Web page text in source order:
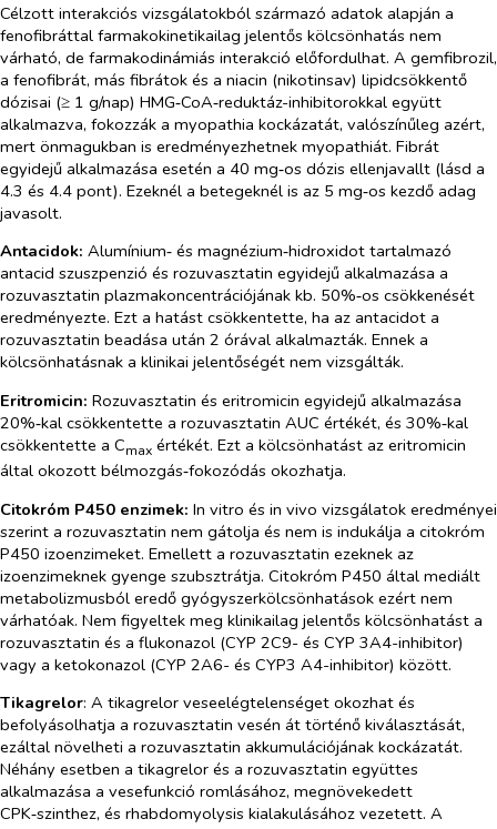
Célzott interakciós vizsgálatokból származó adatok alapján a
fenofibráttal farmakokinetikailag jelentős kölcsönhatás nem
várható, de farmakodinámiás interakció előfordulhat. A gemfibrozil,
a fenofibrát, más fibrátok és a niacin (nikotinsav) lipidcsökkentő
dózisai (≥ 1 g/nap) HMG‑CoA‑reduktáz-inhibitorokkal együtt
alkalmazva, fokozzák a myopathia kockázatát, valószínűleg azért,
mert önmagukban is eredményezhetnek myopathiát. Fibrát
egyidejű alkalmazása esetén a 40 mg‑os dózis ellenjavallt (lásd a
4.3 és 4.4 pont). Ezeknél a betegeknél is az 5 mg‑os kezdő adag
javasolt.
Antacidok: Alumínium‑ és magnézium‑hidroxidot tartalmazó
antacid szuszpenzió és rozuvasztatin egyidejű alkalmazása a
rozuvasztatin plazmakoncentrációjának kb. 50%‑os csökkenését
eredményezte. Ezt a hatást csökkentette, ha az antacidot a
rozuvasztatin beadása után 2 órával alkalmazták. Ennek a
kölcsönhatásnak a klinikai jelentőségét nem vizsgálták.
Eritromicin: Rozuvasztatin és eritromicin egyidejű alkalmazása
20%‑kal csökkentette a rozuvasztatin AUC értékét, és 30%‑kal
csökkentette a Cmax értékét. Ezt a kölcsönhatást az eritromicin
által okozott bélmozgás‑fokozódás okozhatja.
Citokróm P450 enzimek: In vitro és in vivo vizsgálatok eredményei
szerint a rozuvasztatin nem gátolja és nem is indukálja a citokróm
P450 izoenzimeket. Emellett a rozuvasztatin ezeknek az
izoenzimeknek gyenge szubsztrátja. Citokróm P450 által mediált
metabolizmusból eredő gyógyszerkölcsönhatások ezért nem
várhatóak. Nem figyeltek meg klinikailag jelentős kölcsönhatást a
rozuvasztatin és a flukonazol (CYP 2C9- és CYP 3A4-inhibitor)
vagy a ketokonazol (CYP 2A6- és CYP3 A4-inhibitor) között.
Tikagrelor: A tikagrelor veseelégtelenséget okozhat és
befolyásolhatja a rozuvasztatin vesén át történő kiválasztását,
ezáltal növelheti a rozuvasztatin akkumulációjának kockázatát.
Néhány esetben a tikagrelor és a rozuvasztatin együttes
alkalmazása a vesefunkció romlásához, megnövekedett
CPK‑szinthez, és rhabdomyolysis kialakulásához vezetett. A